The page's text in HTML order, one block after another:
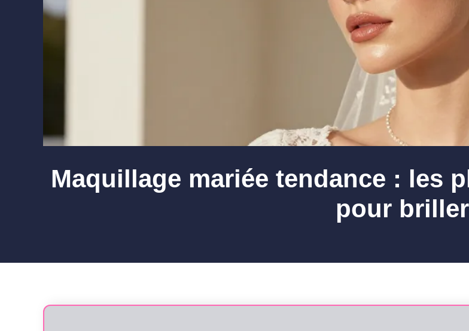
Maquillage mariée tendance : les
pour briller